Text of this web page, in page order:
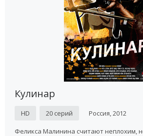
Кулинар
HD 20 серий Россия, 2012
Феликса Малинина считают неплохим,